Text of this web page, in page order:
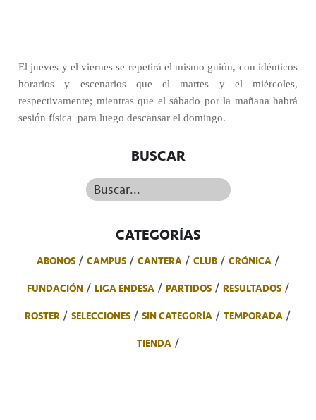
El jueves y el viernes se repetirá el mismo guión, con idénticos
horarios y escenarios que el martes y el miércoles,
respectivamente; mientras que el sábado por la mañana habrá
sesión física para luego descansar el domingo.
BUSCAR
Buscar...
CATEGORÍAS
ABONOS CAMPUS CANTERA CLUB
CRÓNICA
FUNDACIÓN
LIGA ENDESA PARTIDOS
RESULTADOS
ROSTER
SELECCIONES SIN CATEGORÍA
TEMPORADA
TIENDA